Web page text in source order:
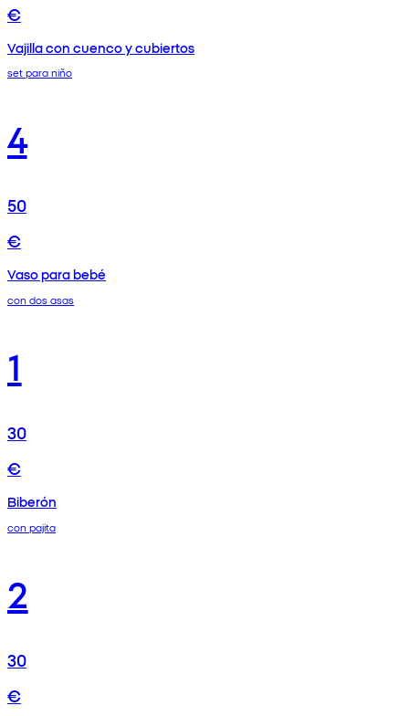
€
Vajilla con cuenco y cubiertos
set para niño
4
50
€
Vaso para bebé
con dos asas
1
30
€
Biberón
con pajita
2
30
€